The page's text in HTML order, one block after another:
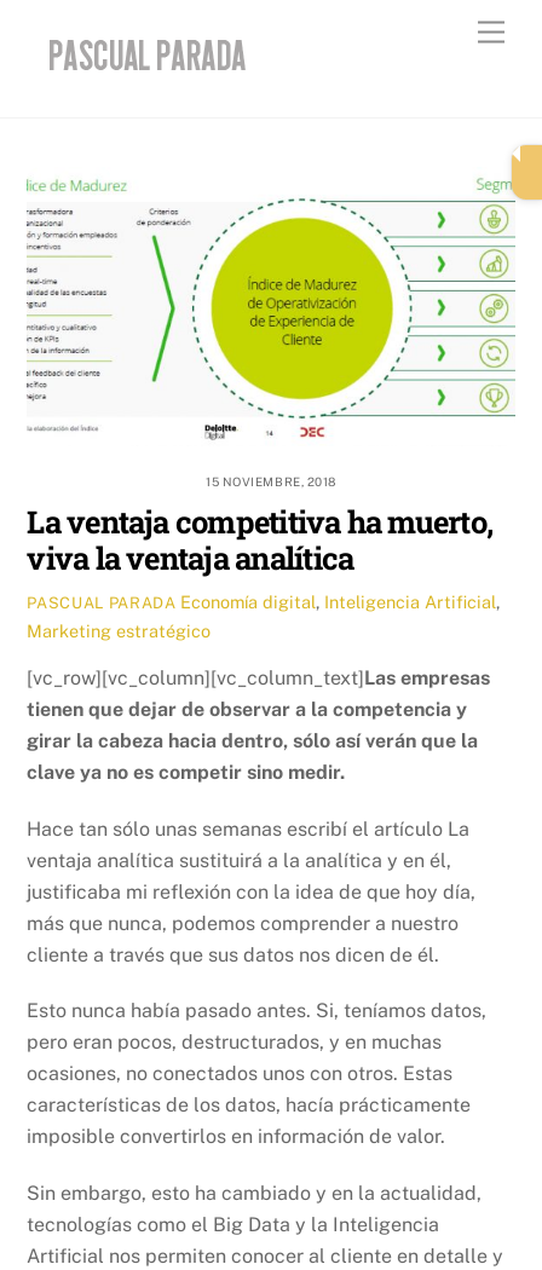
content
15 NOVIEMBRE, 2018
La ventaja competitiva ha muerto,
viva la ventaja analítica
PASCUAL PARADA Economía digital, Inteligencia Artificial,
Marketing estratégico
[vc_row][vc_column][vc_column_text]Las empresas
tienen que dejar de observar a la competencia y
girar la cabeza hacia dentro, sólo así verán que la
clave ya no es competir sino medir.
Hace tan sólo unas semanas escribí el artículo La
ventaja analítica sustituirá a la analítica y en él,
justificaba mi reflexión con la idea de que hoy día,
más que nunca, podemos comprender a nuestro
cliente a través que sus datos nos dicen de él.
Esto nunca había pasado antes. Si, teníamos datos,
pero eran pocos, destructurados, y en muchas
ocasiones, no conectados unos con otros. Estas
características de los datos, hacía prácticamente
imposible convertirlos en información de valor.
Sin embargo, esto ha cambiado y en la actualidad,
tecnologías como el Big Data y la Inteligencia
Artificial nos permiten conocer al cliente en detalle y